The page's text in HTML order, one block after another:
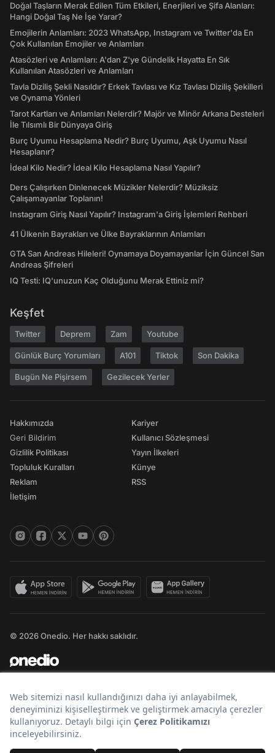
Doğal Taşların Merak Edilen Tüm Etkileri, Enerjileri ve Şifa Alanları:
Hangi Doğal Taş Ne İşe Yarar?
Emojilerin Anlamları: 2023 WhatsApp, Instagram ve Twitter'da En
Çok Kullanılan Emojiler ve Anlamları
Atasözleri ve Anlamları: A'dan Z'ye Gündelik Hayatta En Sık
Kullanılan Atasözleri ve Anlamları
Tavla Diziliş Şekli Nasıldır? Erkek Tavlası ve Kız Tavlası Diziliş Şekilleri
ve Oynama Yönleri
Tarot Kartları ve Anlamları Nelerdir? Majör ve Minör Arkana Desteleri
İle Tılsımlı Bir Dünyaya Giriş
Burç Uyumu Hesaplama Nedir? Burç Uyumu, Aşk Uyumu Nasıl
Hesaplanır?
İdeal Kilo Nedir? İdeal Kilo Hesaplama Nasıl Yapılır?
Ders Çalışırken Dinlenecek Müzikler Nelerdir? Müziksiz
Çalışamayanlar Toplanın!
Instagram Giriş Nasıl Yapılır? Instagram'a Giriş İşlemleri Rehberi
41 Ülkenin Bayrakları ve Ülke Bayraklarının Anlamları
GTA San Andreas Hileleri! Oynamaya Doyamayanlar İçin Güncel San
Andreas Şifreleri
IQ Testi: IQ'unuzun Kaç Olduğunu Merak Ettiniz mi?
Keşfet
Twitter Deprem Zam Youtube
Günlük Burç Yorumları A101 Tiktok Son Dakika
Bugün Ne Pişirsem Gezilecek Yerler
Hakkımızda
Geri Bildirim
Gizlilik Politikası
Topluluk Kuralları
Reklam
İletişim
Kariyer
Kullanıcı Sözleşmesi
Yayın İlkeleri
Künye
RSS
© 2026 Onedio. Her hakkı saklıdır.
Bir markasıdır.